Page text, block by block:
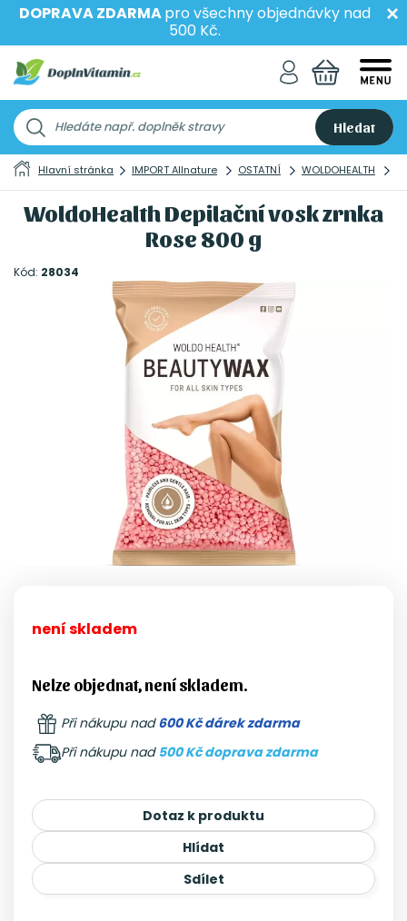
DOPRAVA ZDARMApro všechny objednávky nad
500 Kč.
Hledat
Hlavní stránka IMPORT Allnature OSTATNÍ WOLDOHEALTH
WoldoHealth Depilační vosk zrnka
Rose 800 g
Kód: 28034
není skladem
Nelze objednat, není skladem.
Při nákupu nad600 Kč dárek zdarma
Při nákupu nad 500 Kč doprava zdarma
Dotaz k produktu
Hlídat
Sdílet